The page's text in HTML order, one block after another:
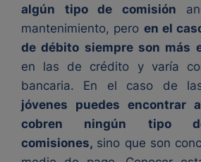
algún tipo de comisión
mantenimiento, pero en el
de débito siempre son más
en las de crédito y varía
bancaria. En el caso de
jóvenes puedes encontrar
cobren ningún tipo
comisiones, sino que son